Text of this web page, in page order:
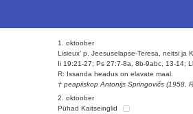
1. oktoober
Lisieux’ p. Jeesuselapse-Teresa, neitsi ja
Ii 19:21-27; Ps 27:7-8a, 8b-9abc, 13-14;
R: Issanda headus on elavate maal.
† peapiiskop Antonijs Springovičs (1958,
2. oktoober
Pühad Kaitseinglid